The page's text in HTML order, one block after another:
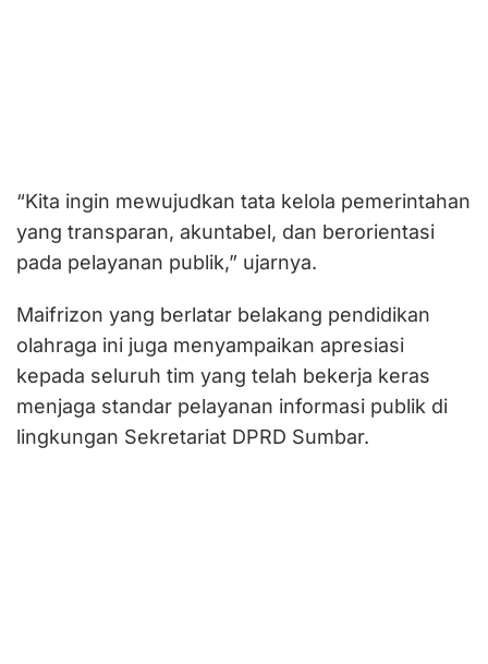
“Kita ingin mewujudkan tata kelola pemerintahan
yang transparan, akuntabel, dan berorientasi
pada pelayanan publik,” ujarnya.
Maifrizon yang berlatar belakang pendidikan
olahraga ini juga menyampaikan apresiasi
kepada seluruh tim yang telah bekerja keras
menjaga standar pelayanan informasi publik di
lingkungan Sekretariat DPRD Sumbar.